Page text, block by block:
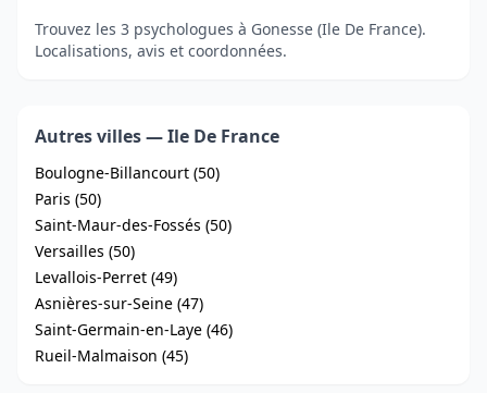
Trouvez les 3 psychologues à Gonesse (Ile De France).
Localisations, avis et coordonnées.
Autres villes — Ile De France
Boulogne-Billancourt (50)
Paris (50)
Saint-Maur-des-Fossés (50)
Versailles (50)
Levallois-Perret (49)
Asnières-sur-Seine (47)
Saint-Germain-en-Laye (46)
Rueil-Malmaison (45)